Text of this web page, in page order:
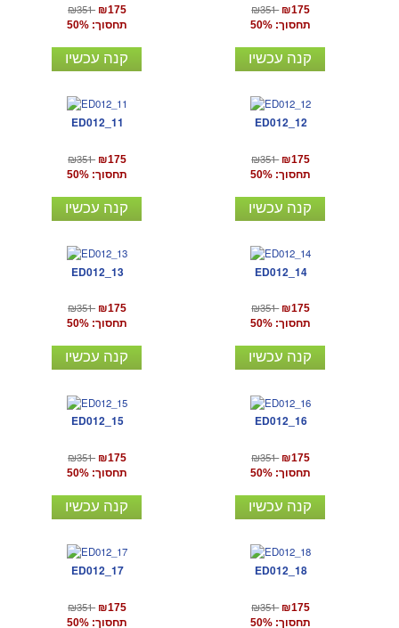
₪351 ₪175
תחסוך: 50%
קנה עכשיו
₪351 ₪175
תחסוך: 50%
קנה עכשיו
ED012_11
₪351 ₪175
תחסוך: 50%
קנה עכשיו
ED012_12
₪351 ₪175
תחסוך: 50%
קנה עכשיו
ED012_13
₪351 ₪175
תחסוך: 50%
קנה עכשיו
ED012_14
₪351 ₪175
תחסוך: 50%
קנה עכשיו
ED012_15
₪351 ₪175
תחסוך: 50%
קנה עכשיו
ED012_16
₪351 ₪175
תחסוך: 50%
קנה עכשיו
ED012_17
₪351 ₪175
תחסוך: 50%
ED012_18
₪351 ₪175
תחסוך: 50%